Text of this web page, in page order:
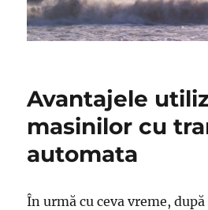
Avantajele
masinilor cu
automata
În urmă cu ceva vreme,